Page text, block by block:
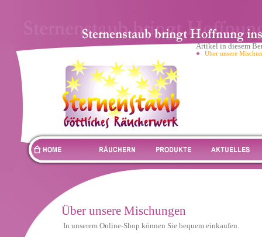
Artikel in diesem
Über unsere
Über unsere Mischungen
In unserem Online-Shop können Sie bequem einkaufen.